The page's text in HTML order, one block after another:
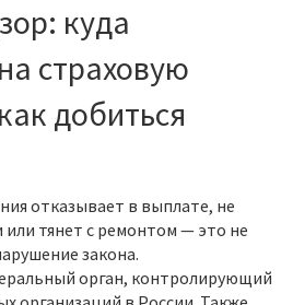
куда
страховую
добиться
отказывает в выплате, не
или тянет с ремонтом — это не
закона.
орган, контролирующий